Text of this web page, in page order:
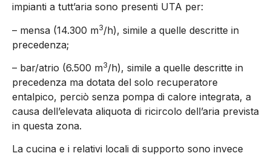
impianti a tutt’aria sono presenti UTA per:
– mensa (14.300 m3/h), simile a quelle descritte in
precedenza;
– bar/atrio (6.500 m3/h), simile a quelle descritte in
precedenza ma dotata del solo recuperatore
entalpico, perciò senza pompa di calore integrata, a
causa dell’elevata aliquota di ricircolo dell’aria prevista
in questa zona.
La cucina e i relativi locali di supporto sono invece